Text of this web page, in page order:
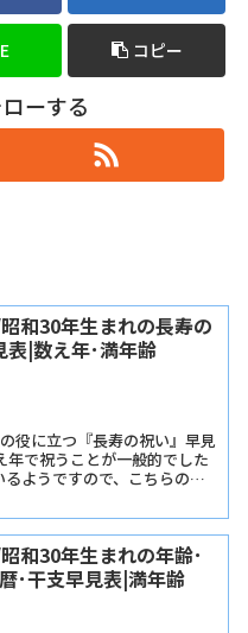
コピー
ーする
和30年生まれの長寿の
表|数え年･満年齢
役に立つ『長寿の祝い』早見
年で祝うことが一般的でした
ようですので、こちらの早
和30年生まれの年齢･
･干支早見表|満年齢